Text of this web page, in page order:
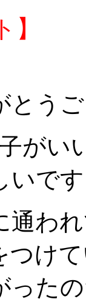
】
とう
がい
いで
通わ
つけ
った